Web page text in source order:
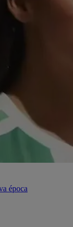
época